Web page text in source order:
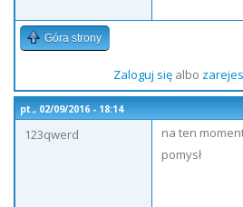
Góra strony
Zaloguj sięalbo
pt., 02/09/2016 - 18:14
123qwerd
na ten
pomysł